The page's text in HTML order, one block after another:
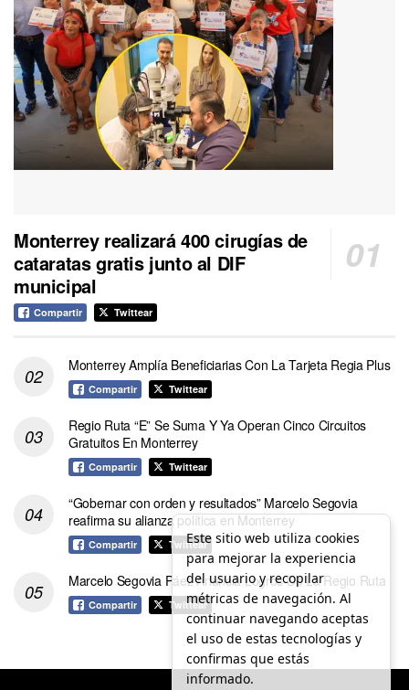
Monterrey realizará 400 cirugías de
cataratas gratis junto al DIF
municipal
Compartir Twittear
Monterrey Amplía Beneficiarias Con La Tarjeta Regia Plus
Compartir Twittear
Regio Ruta “E” Se Suma Y Ya Operan Cinco Circuitos
Gratuitos En Monterrey
Compartir Twittear
“Gobernar con orden y resultados” Marcelo Segovia
reafirma su alianza política en Monterrey
Compartir Twittear
Marcelo Segovia Páez Anuncia Logros De La Regio Ruta
Compartir Twittear
Este sitio web utiliza cookies
para mejorar la experiencia
del usuario y recopilar
métricas de navegación. Al
continuar navegando aceptas
el uso de estas tecnologías y
confirmas que estás
informado.